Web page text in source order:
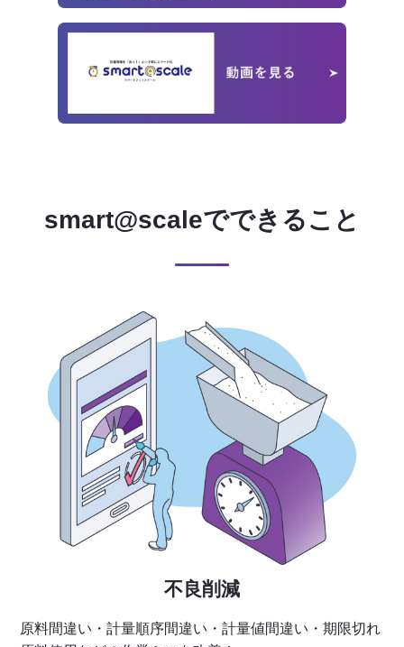
smart@scaleでできること
不良削減
原料間違い・計量順序間違い・計量値間違い・期限切れ